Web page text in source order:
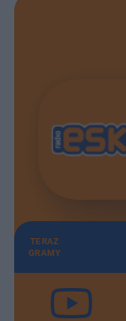
TERAZ
GRAMY